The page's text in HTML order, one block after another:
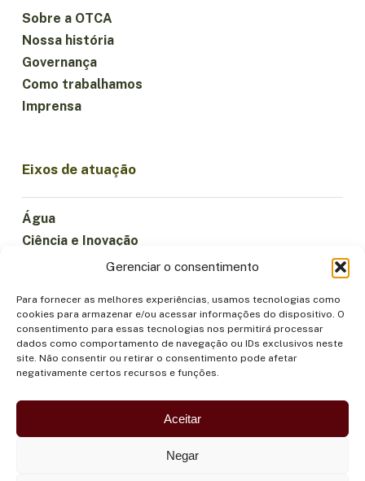
Gerenciar o consentimento
Para fornecer as melhores experiências, usamos tecnologias como
cookies para armazenar e/ou acessar informações do dispositivo. O
consentimento para essas tecnologias nos permitirá processar
dados como comportamento de navegação ou IDs exclusivos neste
site. Não consentir ou retirar o consentimento pode afetar
negativamente certos recursos e funções.
Aceitar
Negar
Sobre a OTCA
Nossa história
Governança
Como trabalhamos
Imprensa
Eixos de atuação
Água
Ciência e Inovação
Florestas e Biodiversidade
Institucionalidade
Participação
Povos Indígenas